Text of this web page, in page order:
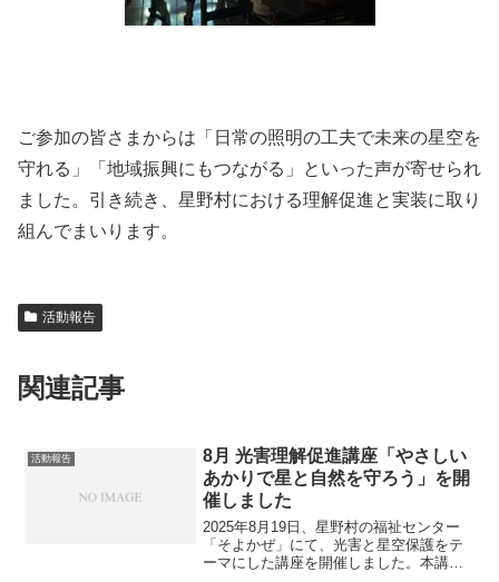
ご参加の皆さまからは「日常の照明の工夫で未来の星空を
守れる」「地域振興にもつながる」といった声が寄せられ
ました。引き続き、星野村における理解促進と実装に取り
組んでまいります。
活動報告
関連記事
活動報告
8月 光害理解促進講座「やさしい
あかりで星と自然を守ろう」を開
催しました
2025年8月19日、星野村の福祉センター
「そよかぜ」にて、光害と星空保護をテ
ーマにした講座を開催しました。本講座